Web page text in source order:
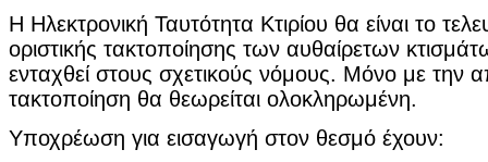
Η Ηλεκτρονική Ταυτότητα Κτιρίου θα είναι το
οριστικής τακτοποίησης των αυθαίρετων
ενταχθεί στους σχετικούς νόμους. Μόνο με την
τακτοποίηση θα θεωρείται ολοκληρωμένη.
Υποχρέωση για εισαγωγή στον θεσμό έχουν: